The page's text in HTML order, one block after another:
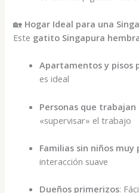
🏡 Hogar Ideal para una
Este gatito Singapura
Apartamentos y pisos
es ideal
Personas que trabajan
«supervisar» el trabajo
Familias sin niños muy
interacción suave
Dueños primerizos: